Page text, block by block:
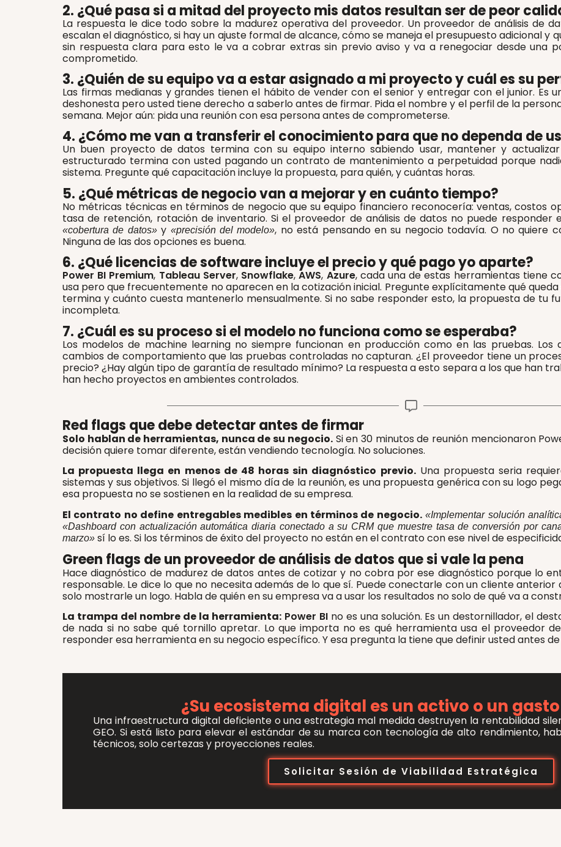
2. ¿Qué pasa si a mitad del proyecto mis datos resultan ser de peor
La respuesta le dice todo sobre la madurez operativa del proveedor. Un proveedor de análisis de
escalan el diagnóstico, si hay un ajuste formal de alcance, cómo se maneja el presupuesto adicional y
sin respuesta clara para esto le va a cobrar extras sin previo aviso y va a renegociar desde una
comprometido.
3. ¿Quién de su equipo va a estar asignado a mi proyecto y cuál es su
Las firmas medianas y grandes tienen el hábito de vender con el senior y entregar con el junior. Es
deshonesta pero usted tiene derecho a saberlo antes de firmar. Pida el nombre y el perfil de la
semana. Mejor aún: pida una reunión con esa persona antes de comprometerse.
4. ¿Cómo me van a transferir el conocimiento para que no dependa de
Un buen proyecto de datos termina con su equipo interno sabiendo usar, mantener y
estructurado termina con usted pagando un contrato de mantenimiento a perpetuidad porque
sistema. Pregunte qué capacitación incluye la propuesta, para quién, y cuántas horas.
5. ¿Qué métricas de negocio van a mejorar y en cuánto tiempo?
No métricas técnicas en términos de negocio que su equipo financiero reconocería: ventas, costos
tasa de retención, rotación de inventario. Si el proveedor de análisis de datos no puede
«cobertura de datos»y «precisión del modelo», no está pensando en su negocio todavía. O no quiere
Ninguna de las dos opciones es buena.
6. ¿Qué licencias de software incluye el precio y qué pago yo aparte?
Power BI Premium, Tableau Server, Snowflake,AWS, Azure, cada una de estas herramientas tiene
usa pero que frecuentemente no aparecen en la cotización inicial. Pregunte explícitamente qué
termina y cuánto cuesta mantenerlo mensualmente. Si no sabe responder esto, la propuesta de tu
incompleta.
7. ¿Cuál es su proceso si el modelo no funciona como se esperaba?
Los modelos de machine learning no siempre funcionan en producción como en las pruebas. Los
cambios de comportamiento que las pruebas controladas no capturan. ¿El proveedor tiene un
precio? ¿Hay algún tipo de garantía de resultado mínimo? La respuesta a esto separa a los que han
han hecho proyectos en ambientes controlados.
Red flags que debe detectar antes de firmar
Solo hablan de herramientas, nunca de su negocio.Si en 30 minutos de reunión mencionaron
decisión quiere tomar diferente, están vendiendo tecnología. No soluciones.
La propuesta llega en menos de 48 horas sin diagnóstico previo.Una propuesta seria
sistemas y sus objetivos. Si llegó el mismo día de la reunión, es una propuesta genérica con su logo
esa propuesta no se sostienen en la realidad de su empresa.
El contrato no define entregables medibles en términos de negocio. «Implementar solución
«Dashboard con actualización automática diaria conectado a su CRM que muestre tasa de conversión por
marzo» sí lo es. Si los términos de éxito del proyecto no están en el contrato con ese nivel de
Green flags de un proveedor de análisis de datos que si vale la pena
Hace diagnóstico de madurez de datos antes de cotizar y no cobra por ese diagnóstico porque lo
responsable. Le dice lo que no necesita además de lo que sí. Puede conectarle con un cliente
solo mostrarle un logo. Habla de quién en su empresa va a usar los resultados no solo de qué va a
La trampa del nombre de la herramienta: Power BIno es una solución. Es un destornillador, el
de nada si no sabe qué tornillo apretar. Lo que importa no es qué herramienta usa el proveedor
responder esa herramienta en su negocio específico. Y esa pregunta la tiene que definir usted antes de
¿Su ecosistema digital es un activo o un
Una infraestructura digital deficiente o una estrategia mal medida destruyen la rentabilidad
GEO. Si está listo para elevar el estándar de su marca con tecnología de alto rendimiento,
técnicos, solo certezas y proyecciones reales.
Solicitar Sesión de Viabilidad Estratégica